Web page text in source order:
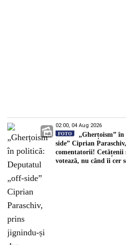
02:00, 04 Aug 2026
FOTO
„Gherțoism”
side” Ciprian
comentatorii!
votează, nu când îi cer